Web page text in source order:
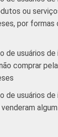
De 45 a 59
mais
Até 1 SM
Mais de 1
ou
por formas
de usuários
comprar
de usuários